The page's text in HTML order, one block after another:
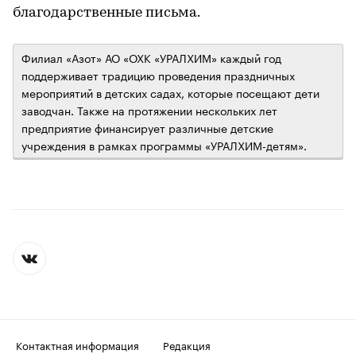
благодарственные письма.
Филиал «Азот» АО «ОХК «УРАЛХИМ» каждый год
поддерживает традицию проведения праздничных
мероприятий в детских садах, которые посещают дети
заводчан. Также на протяжении нескольких лет
предприятие финансирует различные детские
учреждения в рамках программы «УРАЛХИМ-детям».
Контактная информация
Редакция